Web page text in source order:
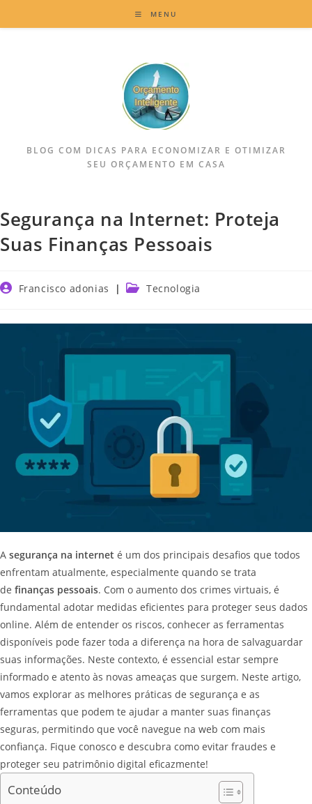
MENU
BLOG COM DICAS PARA ECONOMIZAR E OTIMIZAR
SEU ORÇAMENTO EM CASA
Segurança na Internet: Proteja
Suas Finanças Pessoais
Francisco adonias Tecnologia
A segurança na internet é um dos principais desafios que todos
enfrentam atualmente, especialmente quando se trata
de finanças pessoais. Com o aumento dos crimes virtuais, é
fundamental adotar medidas eficientes para proteger seus dados
online. Além de entender os riscos, conhecer as ferramentas
disponíveis pode fazer toda a diferença na hora de salvaguardar
suas informações. Neste contexto, é essencial estar sempre
informado e atento às novas ameaças que surgem. Neste artigo,
vamos explorar as melhores práticas de segurança e as
ferramentas que podem te ajudar a manter suas finanças
seguras, permitindo que você navegue na web com mais
confiança. Fique conosco e descubra como evitar fraudes e
proteger seu patrimônio digital eficazmente!
Conteúdo